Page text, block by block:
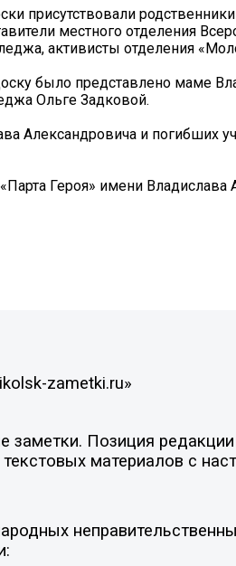
присутствовали
местного отделения
активисты отделения
было представлено маме
Ольге Задковой.
Александровича и погибших
Героя» имени Владислава
zametki.ru»
Позиция
материалов с